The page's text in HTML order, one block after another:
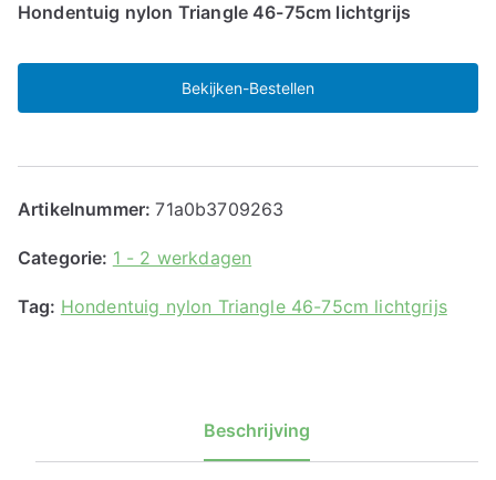
Hondentuig nylon Triangle 46-75cm lichtgrijs
Bekijken-Bestellen
Artikelnummer:71a0b3709263
Categorie: 1 - 2 werkdagen
Tag: Hondentuig nylon Triangle 46-75cm lichtgrijs
Beschrijving